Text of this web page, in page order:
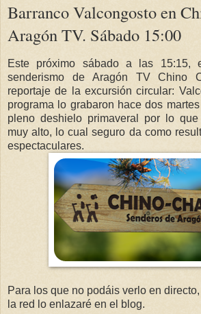
Barranco Valcongosto en
Aragón TV. Sábado 15:00
Este próximo sábado a las 15:15,
senderismo de Aragón TV Chino
reportaje de la excursión circular:
programa lo grabaron hace dos
pleno deshielo primaveral por lo
muy alto, lo cual seguro da como
espectaculares.
Para los que no podáis verlo en
la red lo enlazaré en el blog.